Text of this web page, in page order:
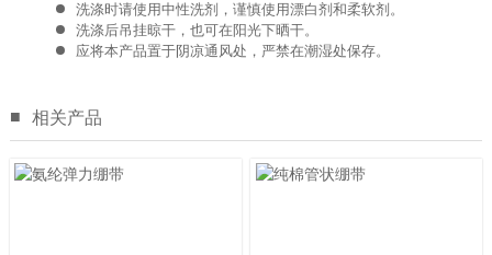
洗涤时请使用中性洗剂，谨慎使用漂白剂和柔软剂。
洗涤后吊挂晾干，也可在阳光下晒干。
应将本产品置于阴凉通风处，严禁在潮湿处保存。
■ 相关产品